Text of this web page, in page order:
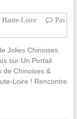
Haute-Loire
Pas
Jolies Chinoises
sur Un Portail
de Chinoises &
Loire ! Rencontre